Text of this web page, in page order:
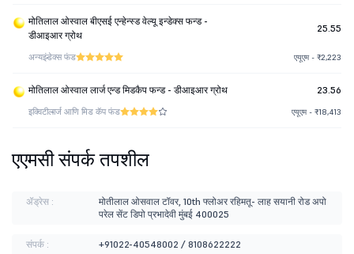
मोतिलाल ओस्वाल बीएसई एन्हेन्स्ड वेल्यू इन्डेक्स फन्ड -
डीआइआर ग्रोथ
25.55
अन्यइंडेक्स फंड एयूएम - ₹2,223
मोतिलाल ओस्वाल लार्ज एन्ड मिडकैप फन्ड - डीआइआर ग्रोथ 23.56
इक्विटीलार्ज आणि मिड कॅप फंड एयूएम - ₹18,413
एएमसी संपर्क तपशील
ॲड्रेस :
मोतीलाल ओसवाल टॉवर, 10th फ्लोअर रहिमतू- लाह सयानी रोड अपो
परेल सेंट डिपो प्रभादेवी मुंबई 400025
संपर्क :
+91022-40548002 / 8108622222